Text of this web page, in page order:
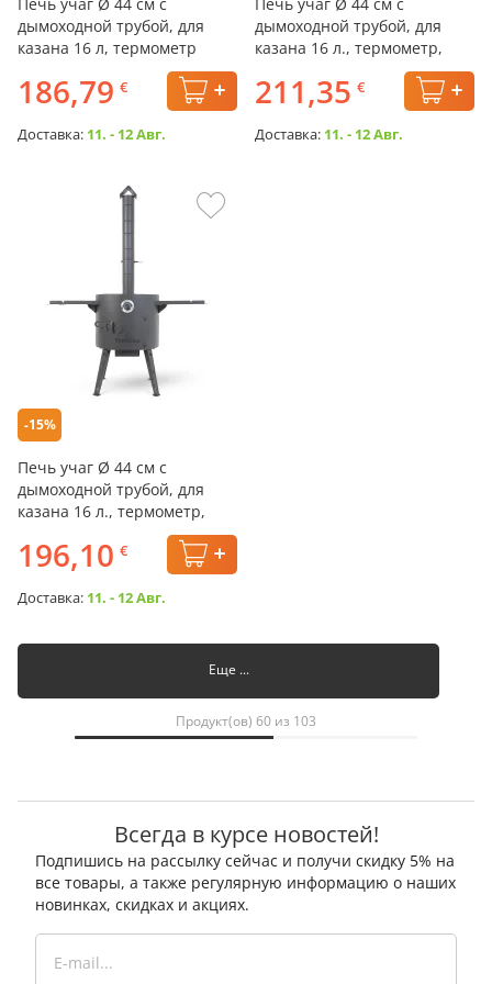
дымоходной трубой, для
казана 16 л, термометр
186,79 €
Доставка: 11. - 12 Авг.
дымоходной трубой, для
казана 16 л., термометр,
211,35 €
Доставка: 11. - 12 Авг.
-15%
Печь учаг Ø 44 см с
дымоходной трубой, для
казана 16 л., термометр,
196,10 €
Доставка: 11. - 12 Авг.
Еще ...
Продукт(ов) 60 из 103
Всегда в курсе новостей!
Подпишись на рассылку сейчас и получи скидку 5% на
все товары, а также регулярную информацию о наших
новинках, скидках и акциях.